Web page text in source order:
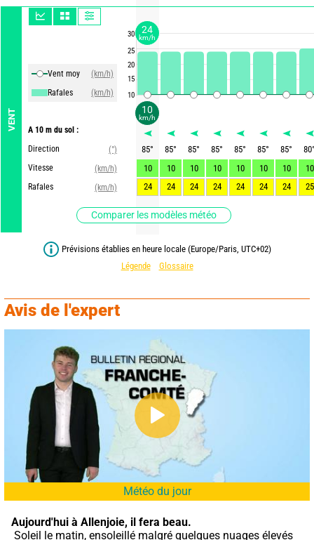
VENT
Vent moy
(km/h)
Rafales
(km/h)
A 10 m du sol :
Direction
(°)
Vitesse
(km/h)
Rafales
(km/h)
Comparer les modèles météo
30
25
20
15
10
85° 85° 85° 85° 85° 85° 85° 80
10
10 10 10 10 10 10
10
24
24 24 24 24 24 24 25
Prévisions établies en heure locale (Europe/Paris, UTC+02)
Légende
Glossaire
Avis de l'expert
Météo du jour
Aujourd'hui à Allenjoie, il fera beau.
10
km/h
24
km/h